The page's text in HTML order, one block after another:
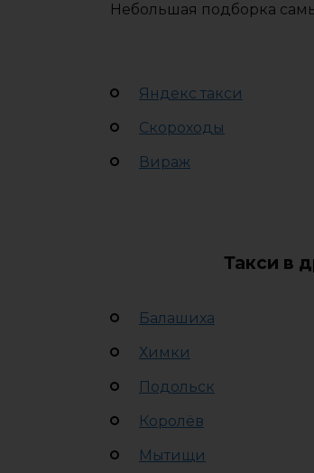
Небольшая подборка
Яндекс такси
Скороходы
Вираж
Такси в
Балашиха
Химки
Подольск
Королёв
Мытищи